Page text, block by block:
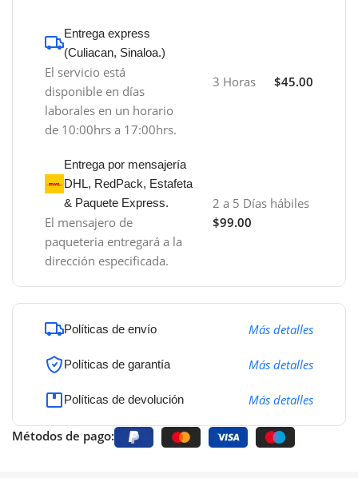
Entrega express
(Culiacan, Sinaloa.)
El servicio está
disponible en días
laborales en un horario
de 10:00hrs a 17:00hrs.
3 Horas $45.00
Entrega por mensajería
DHL, RedPack, Estafeta
& Paquete Express.
El mensajero de
paqueteria entregará a la
dirección especificada.
2 a 5 Días hábiles
$99.00
Políticas de envío Más detalles
Políticas de garantía Más detalles
Políticas de devolución Más detalles
Métodos de pago: